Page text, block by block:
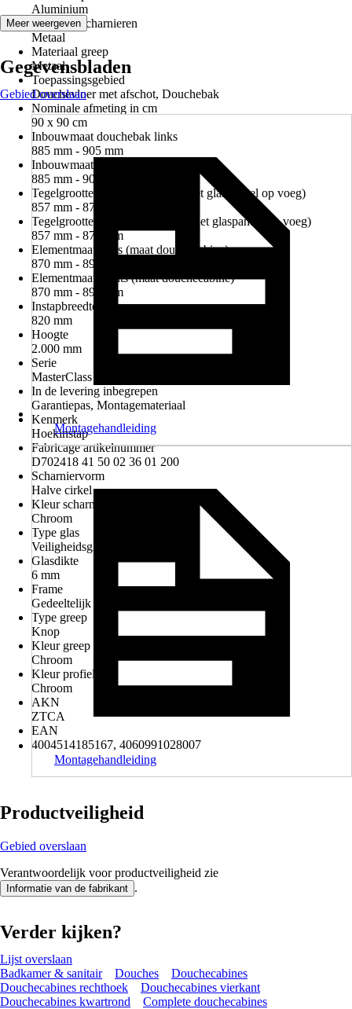
Aluminium
Materiaal scharnieren
Metaal
Materiaal greep
Metaal
Toepassingsgebied
Douchevloer met afschot, Douchebak
Nominale afmeting in cm
90 x 90 cm
Inbouwmaat douchebak links
885 mm - 905 mm
Inbouwmaat douchebak rechts
885 mm - 905 mm
Tegelgrootte links (midden van het glaspaneel op voeg)
857 mm - 877 mm
Tegelgrootte rechts (midden van het glaspaneel op voeg)
857 mm - 877 mm
Elementmaat links (maat douchecabine)
870 mm - 890 mm
Elementmaat rechts (maat douchecabine)
870 mm - 890 mm
Instapbreedte
820 mm
Hoogte
2.000 mm
Serie
MasterClass
In de levering inbegrepen
Garantiepas, Montagemateriaal
Kenmerk
Hoekinstap
Fabricage artikelnummer
D702418 41 50 02 36 01 200
Scharniervorm
Halve cirkel
Kleur scharnieren
Chroom
Type glas
Veiligheidsglas
Glasdikte
6 mm
Frame
Gedeeltelijk frame
Type greep
Knop
Kleur greep
Chroom
Kleur profiel
Chroom
AKN
ZTCA
EAN
4004514185167, 4060991028007
Meer weergeven
Gegevensbladen
Gebied overslaan
Montagehandleiding
Montagehandleiding
Productveiligheid
Gebied overslaan
Verantwoordelijk voor productveiligheid zie
Informatie van de fabrikant .
Verder kijken?
Lijst overslaan
Badkamer & sanitair
Douches
Douchecabines
Douchecabines rechthoek
Douchecabines vierkant
Douchecabines kwartrond
Complete douchecabines